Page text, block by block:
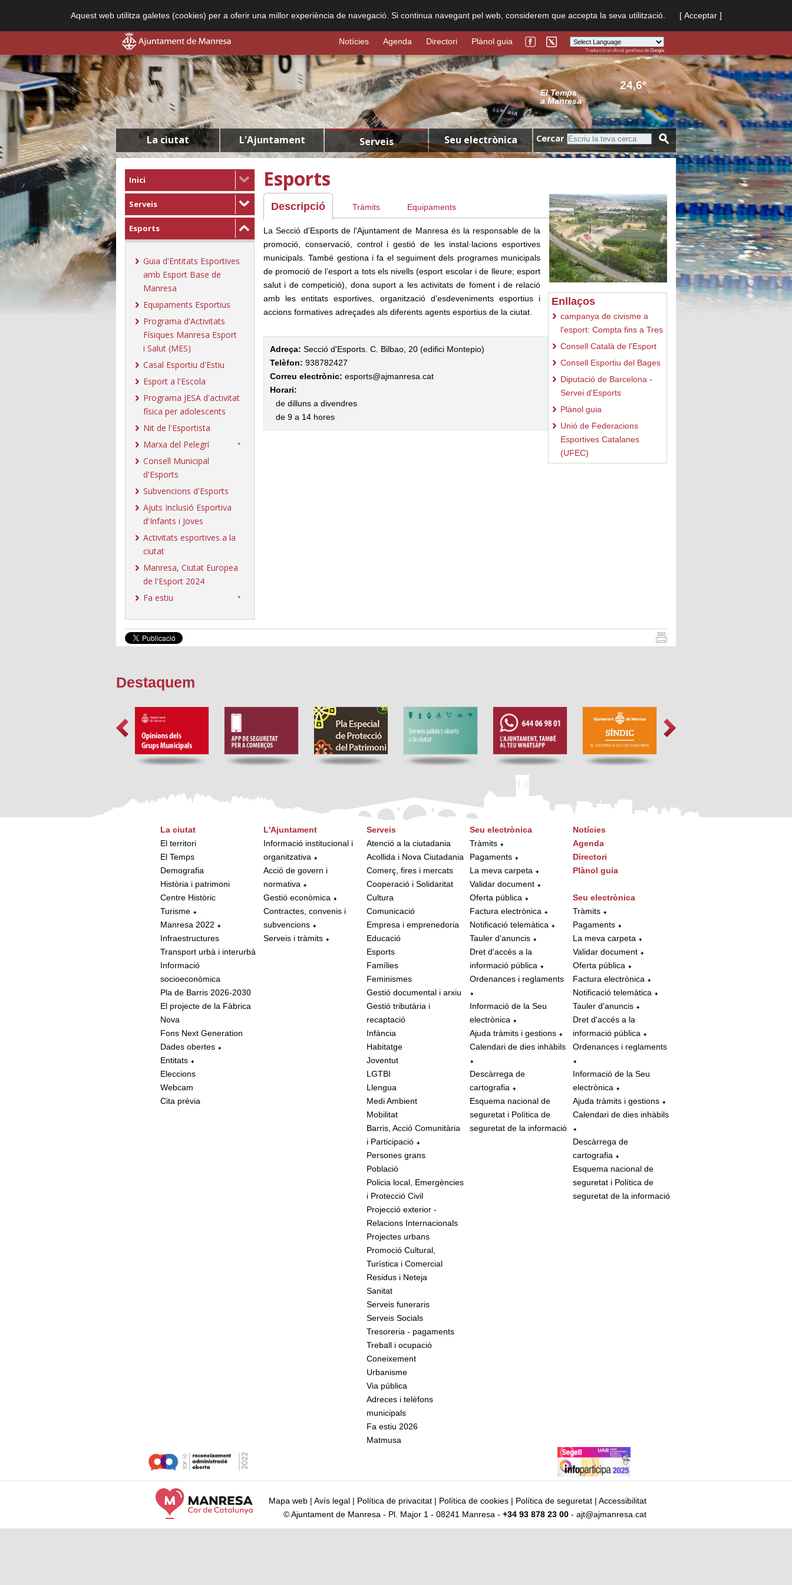
Aquest web utilitza galetes (cookies) per a oferir una millor experiència de navegació. Si continua navegant pel web, considerem que accepta la seva utilització. [ Acceptar ]
Powered by
Translate
Traducció no oficial gentilesa de Google
Notícies Agenda Directori Plànol guia
El Temps
a Manresa
24,6º
La ciutat L'Ajuntament Serveis Seu electrònica Cercar
Inici
Serveis
Esports
Guia d'Entitats Esportives
amb Esport Base de
Manresa
Equipaments Esportius
Programa d'Activitats
Físiques Manresa Esport
i Salut (MES)
Casal Esportiu d'Estiu
Esport a l'Escola
Programa JESA d'activitat
física per adolescents
Nit de l'Esportista
Marxa del Pelegrí
Consell Municipal
d'Esports
Subvencions d'Esports
Ajuts Inclusió Esportiva
d'Infants i Joves
Activitats esportives a la
ciutat
Manresa, Ciutat Europea
de l'Esport 2024
Fa estiu
Esports
Enllaços
campanya de civisme a
l'esport: Compta fins a Tres
Consell Català de l'Esport
Consell Esportiu del Bages
Diputació de Barcelona -
Servei d'Esports
Plànol guia
Unió de Federacions
Esportives Catalanes
(UFEC)
Descripció Tràmits Equipaments
La Secció d'Esports de l'Ajuntament de Manresa és la responsable de la
promoció, conservació, control i gestió de les instal·lacions esportives
municipals. També gestiona i fa el seguiment dels programes municipals
de promoció de l’esport a tots els nivells (esport escolar i de lleure; esport
salut i de competició), dona suport a les activitats de foment i de relació
amb les entitats esportives, organització d’esdeveniments esportius i
accions formatives adreçades als diferents agents esportius de la ciutat.
Adreça: Secció d'Esports. C. Bilbao, 20 (edifici Montepio)
Telèfon: 938782427
Correu electrònic: esports@ajmanresa.cat
Horari:
de dilluns a divendres
de 9 a 14 hores
Destaquem
La ciutat
El territori
El Temps
Demografia
Història i patrimoni
Centre Històric
Turisme
Manresa 2022
Infraestructures
Transport urbà i interurbà
Informació
socioeconòmica
Pla de Barris 2026-2030
El projecte de la Fàbrica
Nova
Fons Next Generation
Dades obertes
Entitats
Eleccions
Webcam
Cita prèvia
L'Ajuntament
Informació institucional i
organitzativa
Acció de govern i
normativa
Gestió econòmica
Contractes, convenis i
subvencions
Serveis i tràmits
Serveis
Atenció a la ciutadania
Acollida i Nova Ciutadania
Comerç, fires i mercats
Cooperació i Solidaritat
Cultura
Comunicació
Empresa i emprenedoria
Educació
Esports
Famílies
Feminismes
Gestió documental i arxiu
Gestió tributària i
recaptació
Infància
Habitatge
Joventut
LGTBI
Llengua
Medi Ambient
Mobilitat
Barris, Acció Comunitària
i Participació
Persones grans
Població
Policia local, Emergències
i Protecció Civil
Projecció exterior -
Relacions Internacionals
Projectes urbans
Promoció Cultural,
Turística i Comercial
Residus i Neteja
Sanitat
Serveis funeraris
Serveis Socials
Tresoreria - pagaments
Treball i ocupació
Coneixement
Urbanisme
Via pública
Adreces i telèfons
municipals
Fa estiu 2026
Matmusa
Seu electrònica
Tràmits
Pagaments
La meva carpeta
Validar document
Oferta pública
Factura electrònica
Notificació telemàtica
Tauler d'anuncis
Dret d'accés a la
informació pública
Ordenances i reglaments
Informació de la Seu
electrònica
Ajuda tràmits i gestions
Calendari de dies inhàbils
Descàrrega de
cartografia
Esquema nacional de
seguretat i Política de
seguretat de la informació
Notícies
Agenda
Directori
Plànol guia
Seu electrònica
Tràmits
Pagaments
La meva carpeta
Validar document
Oferta pública
Factura electrònica
Notificació telemàtica
Tauler d'anuncis
Dret d'accés a la
informació pública
Ordenances i reglaments
Informació de la Seu
electrònica
Ajuda tràmits i gestions
Calendari de dies inhàbils
Descàrrega de
cartografia
Esquema nacional de
seguretat i Política de
seguretat de la informació
Mapa web | Avís legal | Política de privacitat | Política de cookies | Política de seguretat | Accessibilitat
© Ajuntament de Manresa - Pl. Major 1 - 08241 Manresa - +34 93 878 23 00 - ajt@ajmanresa.cat